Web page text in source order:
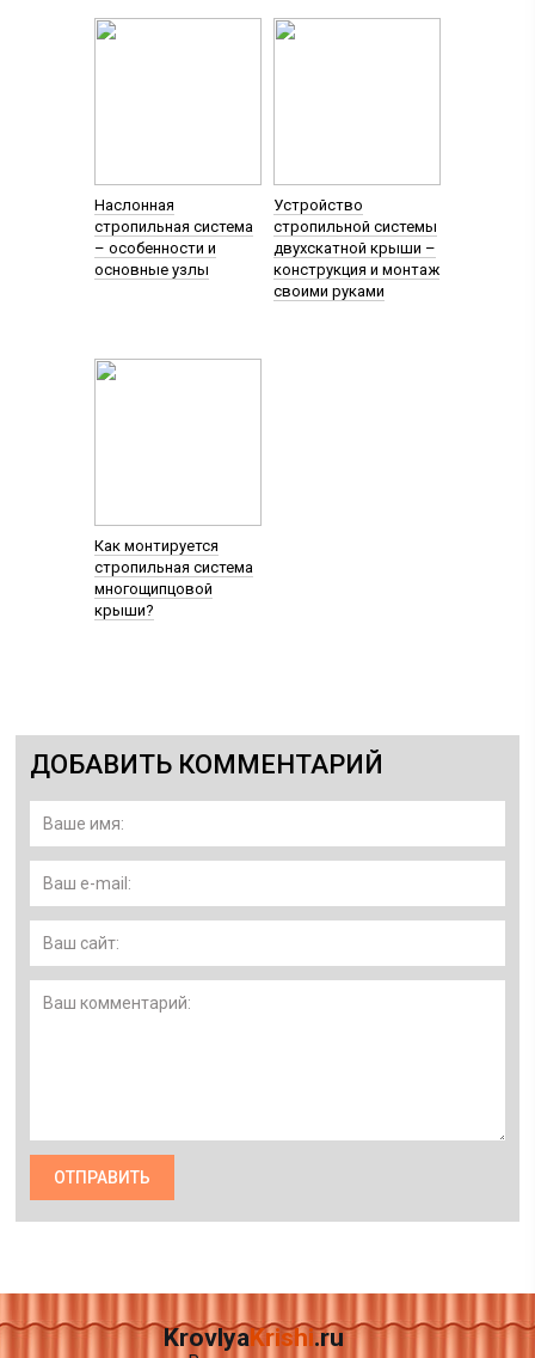
Наслонная
стропильная система
– особенности и
основные узлы
Устройство
стропильной системы
двухскатной крыши –
конструкция и монтаж
своими руками
Как монтируется
стропильная система
многощипцовой
крыши?
ДОБАВИТЬ КОММЕНТАРИЙ
KrovlyaKrishi.ru